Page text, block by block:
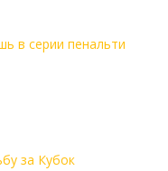
в серии пенальти
за Кубок